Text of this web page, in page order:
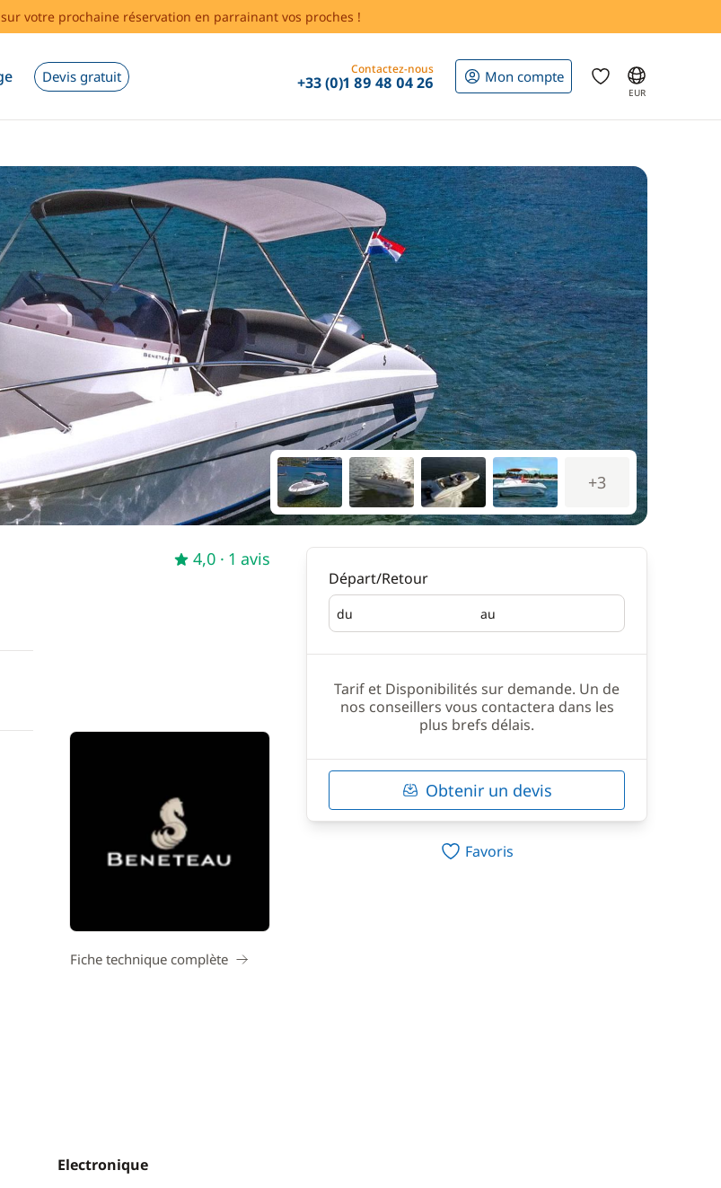
sur votre prochaine réservation en parrainant vos proches !
Devis gratuit Contactez-nous
+33 (0)1 89 48 04 26 Mon compte
EUR
+3
4,0 · 1 avis
Fiche technique complète
Electronique
Départ/Retour
du
Départ au
Retour
Tarif et Disponibilités sur demande. Un de
nos conseillers vous contactera dans les
plus brefs délais.
Obtenir un devis
Favoris